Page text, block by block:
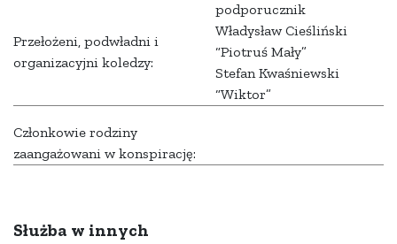
Przełożeni, podwładni i
organizacyjni koledzy:
podporucznik
Władysław Cieśliński
“Piotruś Mały”
Stefan Kwaśniewski
“Wiktor”
Członkowie rodziny
zaangażowani w konspirację:
Służba w innych